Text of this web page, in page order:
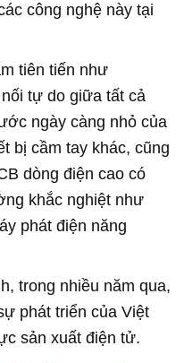
công nghệ này tại
tiên tiến như
tự do giữa tất cả
ngày càng nhỏ của
bị cầm tay khác, cũng
dòng điện cao có
khắc nghiệt như
phát điện năng
trong nhiều năm qua,
phát triển của Việt
sản xuất điện tử.